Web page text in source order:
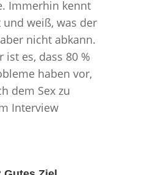
Immerhin kennt
weiß, was der
nicht abkann.
es, dass 80 %
haben vor,
dem Sex zu
Interview